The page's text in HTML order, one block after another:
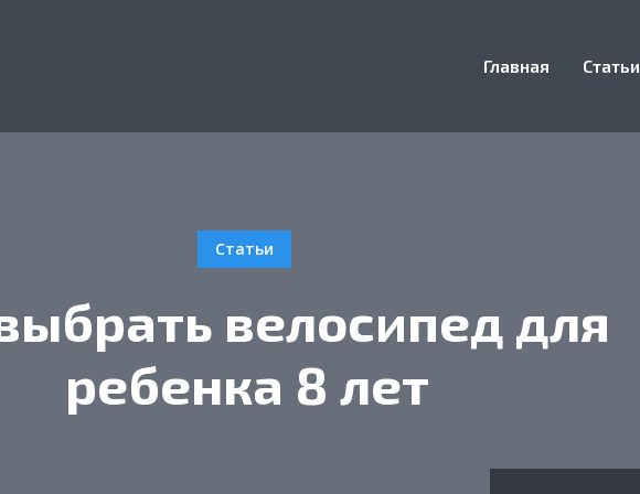
Главная Статьи
Статьи
велосипед для
ребенка 8 лет